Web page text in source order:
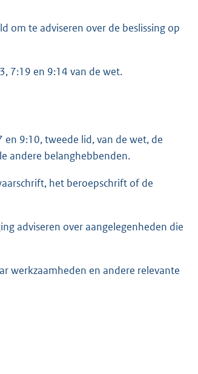
om te adviseren over de beslissing op
7:19 en 9:14 van de wet.
9:10, tweede lid, van de wet, de
andere belanghebbenden.
het beroepschrift of de
adviseren over aangelegenheden die
werkzaamheden en andere relevante